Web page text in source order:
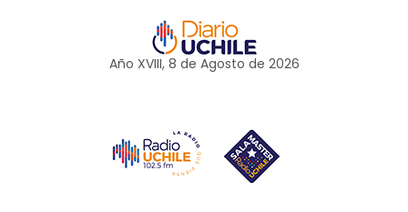
Año XVIII, 8 de Agosto de 2026